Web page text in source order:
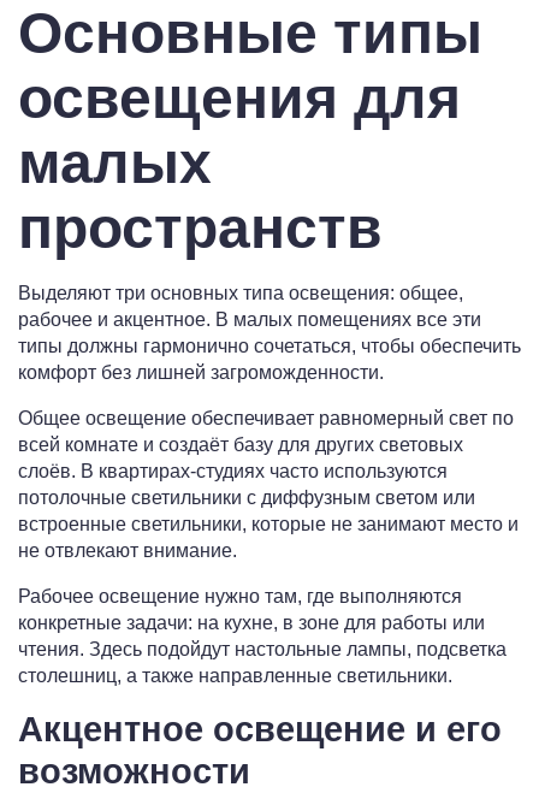
Основные типы
освещения для
малых
пространств
Выделяют три основных типа освещения: общее,
рабочее и акцентное. В малых помещениях все эти
типы должны гармонично сочетаться, чтобы обеспечить
комфорт без лишней загроможденности.
Общее освещение обеспечивает равномерный свет по
всей комнате и создаёт базу для других световых
слоёв. В квартирах-студиях часто используются
потолочные светильники с диффузным светом или
встроенные светильники, которые не занимают место и
не отвлекают внимание.
Рабочее освещение нужно там, где выполняются
конкретные задачи: на кухне, в зоне для работы или
чтения. Здесь подойдут настольные лампы, подсветка
столешниц, а также направленные светильники.
Акцентное освещение и его
возможности